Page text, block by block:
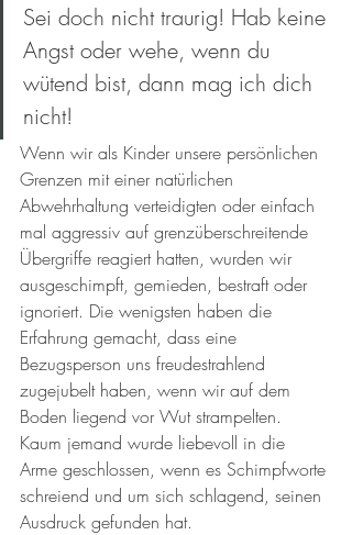
Sei doch nicht traurig! Hab keine
Angst oder wehe, wenn du
wütend bist, dann mag ich dich
nicht!
Wenn wir als Kinder unsere persönlichen
Grenzen mit einer natürlichen
Abwehrhaltung verteidigten oder einfach
mal aggressiv auf grenzüberschreitende
Übergriffe reagiert hatten, wurden wir
ausgeschimpft, gemieden, bestraft oder
ignoriert. Die wenigsten haben die
Erfahrung gemacht, dass eine
Bezugsperson uns freudestrahlend
zugejubelt haben, wenn wir auf dem
Boden liegend vor Wut strampelten.
Kaum jemand wurde liebevoll in die
Arme geschlossen, wenn es Schimpfworte
schreiend und um sich schlagend, seinen
Ausdruck gefunden hat.